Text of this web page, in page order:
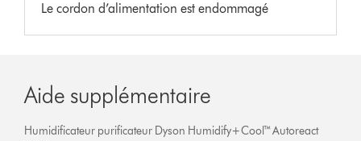
Le cordon d’alimentation est endommagé
Aide supplémentaire
Humidificateur purificateur Dyson Humidify+Cool™ Autoreact